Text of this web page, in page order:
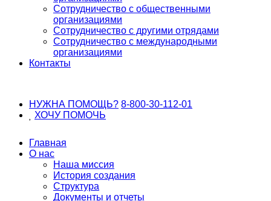
Сотрудничество с общественными
организациями
Сотрудничество с другими отрядами
Сотрудничество с международными
организациями
Контакты
НУЖНА ПОМОЩЬ? 8-800-30-112-01
ХОЧУ ПОМОЧЬ
Главная
О нас
Наша миссия
История создания
Структура
Документы и отчеты